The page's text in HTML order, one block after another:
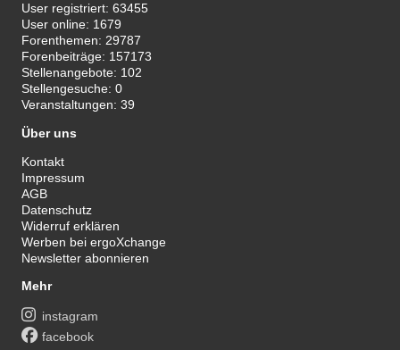
User registriert:63455
User online: 1679
Forenthemen: 29787
Forenbeiträge: 157173
Stellenangebote: 102
Stellengesuche:0
Veranstaltungen:39
Über uns
Kontakt
Impressum
AGB
Datenschutz
Widerruf erklären
Werben bei ergoXchange
Newsletter abonnieren
Mehr
instagram
facebook